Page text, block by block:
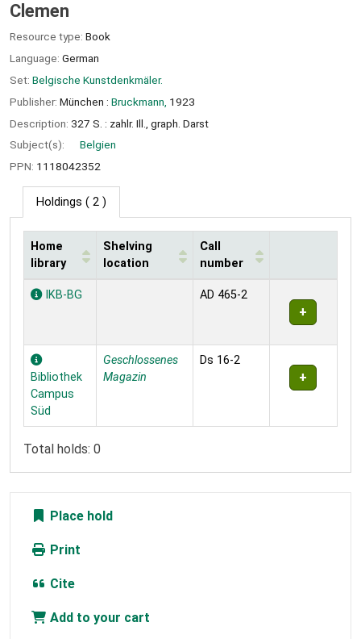
Clemen
Resource type: Book
Language: German
Set: Belgische Kunstdenkmäler.
Publisher: München : Bruckmann, 1923
Description: 327 S. : zahlr. Ill., graph. Darst
Subject(s):
Belgien
PPN: 1118042352
Holdings ( 2 )
Holdings
Home
library
Shelving
location
Call
number
IKB-BG AD 465-2
Bibliothek
Campus
Süd
Geschlossenes
Magazin
Ds 16-2
Total holds: 0
Place hold
Print
Cite
Add to your cart